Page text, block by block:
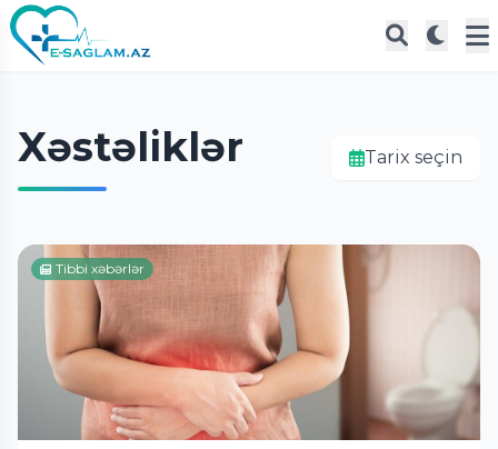
Xəstəliklər Tarix seçin
Tibbi xəbərlər